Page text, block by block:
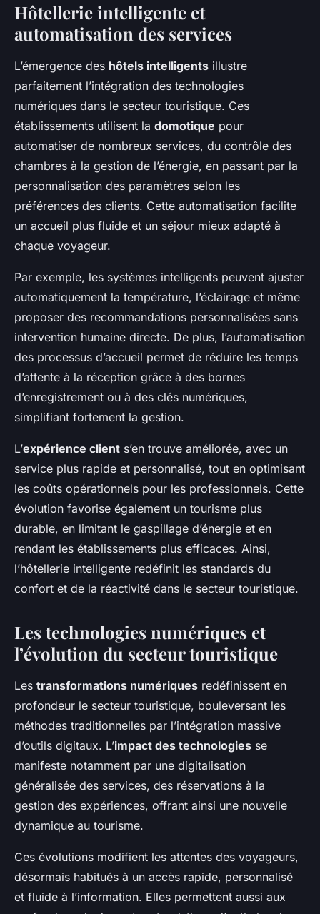
Hôtellerie intelligente et
automatisation des services
L’émergence des hôtels intelligents illustre
parfaitement l’intégration des technologies
numériques dans le secteur touristique. Ces
établissements utilisent la domotique pour
automatiser de nombreux services, du contrôle des
chambres à la gestion de l’énergie, en passant par la
personnalisation des paramètres selon les
préférences des clients. Cette automatisation facilite
un accueil plus fluide et un séjour mieux adapté à
chaque voyageur.
Par exemple, les systèmes intelligents peuvent ajuster
automatiquement la température, l’éclairage et même
proposer des recommandations personnalisées sans
intervention humaine directe. De plus, l’automatisation
des processus d’accueil permet de réduire les temps
d’attente à la réception grâce à des bornes
d’enregistrement ou à des clés numériques,
simplifiant fortement la gestion.
L’expérience client s’en trouve améliorée, avec un
service plus rapide et personnalisé, tout en optimisant
les coûts opérationnels pour les professionnels. Cette
évolution favorise également un tourisme plus
durable, en limitant le gaspillage d’énergie et en
rendant les établissements plus efficaces. Ainsi,
l’hôtellerie intelligente redéfinit les standards du
confort et de la réactivité dans le secteur touristique.
Les technologies numériques et
l’évolution du secteur touristique
Les transformations numériques redéfinissent en
profondeur le secteur touristique, bouleversant les
méthodes traditionnelles par l’intégration massive
d’outils digitaux. L’impact des technologies se
manifeste notamment par une digitalisation
généralisée des services, des réservations à la
gestion des expériences, offrant ainsi une nouvelle
dynamique au tourisme.
Ces évolutions modifient les attentes des voyageurs,
désormais habitués à un accès rapide, personnalisé
et fluide à l’information. Elles permettent aussi aux